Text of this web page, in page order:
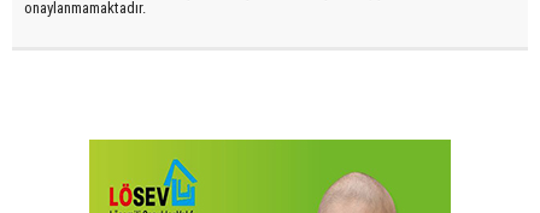
onaylanmamaktadır.